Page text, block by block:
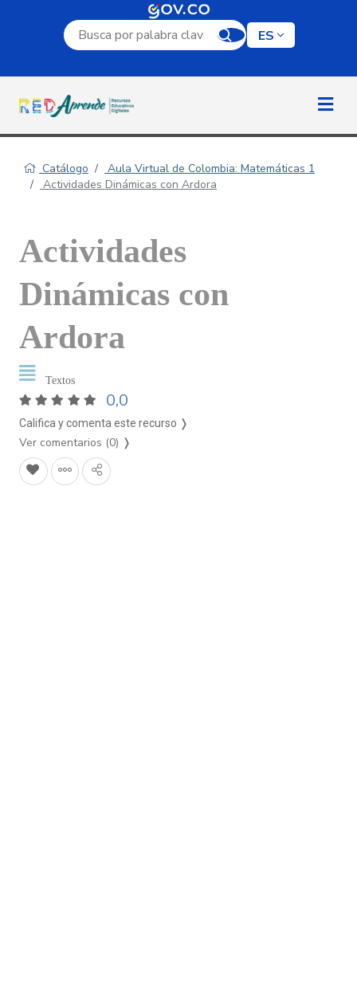
Campo de búsqueda por palabra clave
ES
Catálogo
Aula Virtual de Colombia: Matemáticas 1
Actividades Dinámicas con Ardora
Actividades
Dinámicas con
Ardora
Textos
0,0
Califica y comenta este recurso ❭
Ver comentarios (0) ❭